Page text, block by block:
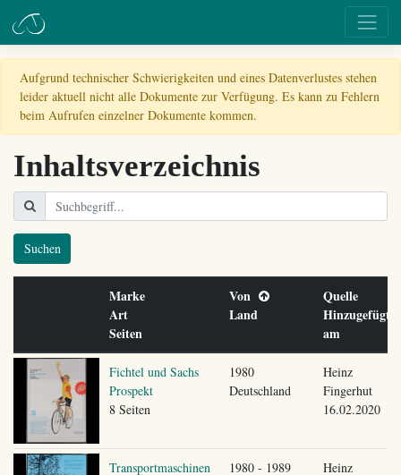
Aufgrund technischer Schwierigkeiten und eines Datenverlustes stehen
leider aktuell nicht alle Dokumente zur Verfügung. Es kann zu Fehlern
beim Aufrufen einzelner Dokumente kommen.
Inhaltsverzeichnis
Suchen
Marke
Art
Seiten
Von
Land
Quelle
Hinzugefügt
am
Fichtel und Sachs
Prospekt
8 Seiten
1980
Deutschland
Heinz
Fingerhut
16.02.2020
Transportmaschinen
1980 - 1989
Heinz